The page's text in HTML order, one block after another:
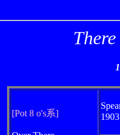
[Pot 8 o's系]